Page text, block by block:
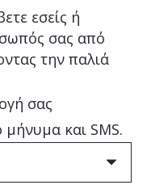
εσείς ή
σας από
την παλιά
σας
μήνυμα και SMS.